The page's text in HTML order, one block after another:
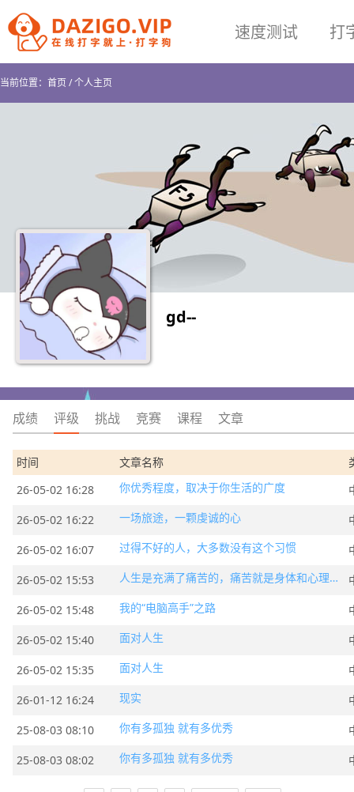
速度测试 打
当前位置： 首页/个人主页
gd--
成绩 评级 挑战 竞赛 课程 文章
时间 文章名称
26-05-02 16:28
你优秀程度，取决于你生活的广度
26-05-02 16:22
一场旅途，一颗虔诚的心
26-05-02 16:07
过得不好的人，大多数没有这个习惯
26-05-02 15:53
人生是充满了痛苦的，痛苦就是身体和心理的不自由
26-05-02 15:48
我的“电脑高手”之路
26-05-02 15:40
面对人生
26-05-02 15:35
面对人生
26-01-12 16:24
现实
25-08-03 08:10
你有多孤独 就有多优秀
25-08-03 08:02
你有多孤独 就有多优秀